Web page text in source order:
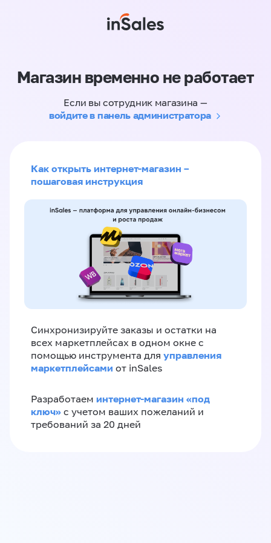
Магазин временно не работает
Если вы сотрудник магазина —
войдите в панель администратора
Как открыть интернет-магазин –
пошаговая инструкция
Синхронизируйте заказы и остатки на
всех маркетплейсах в одном окне с
помощью инструмента для управления
маркетплейсами от inSales
Разработаем интернет-магазин «‎под
ключ»‎ с учетом ваших пожеланий и
требований за 20 дней